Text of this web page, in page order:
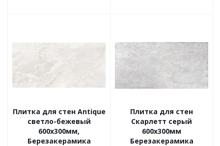
Плитка для стен Antique
светло-бежевый
600x300мм,
Березакерамика
Плитка для стен
Скарлетт серый
600x300мм
Березакерамика